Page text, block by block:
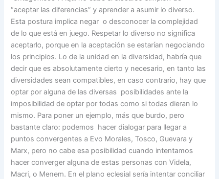
“aceptar las diferencias” y aprender a asumir lo diverso.
Esta postura implica negar o desconocer la complejidad
de lo que está en juego. Respetar lo diverso no significa
aceptarlo, porque en la aceptación se estarían negociando
los principios. Lo de la unidad en la diversidad, habría que
decir que es absolutamente cierto y necesario, en tanto las
diversidades sean compatibles, en caso contrario, hay que
optar por alguna de las diversas posibilidades ante la
imposibilidad de optar por todas como si todas dieran lo
mismo. Para poner un ejemplo, más que burdo, pero
bastante claro: podemos hacer dialogar para llegar a
puntos convergentes a Evo Morales, Tosco, Guevara y
Marx, pero no cabe esa posibilidad cuando intentamos
hacer converger alguna de estas personas con Videla,
Macri, o Menem. En el plano eclesial sería intentar conciliar